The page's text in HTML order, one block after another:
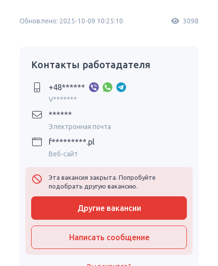
Обновлено: 2025-10-09 10:25:10 3098
Контакты работадателя
+48******
V*******
******
Электронная почта
f*********.pl
Веб-сайт
Эта вакансия закрыта. Попробуйте
подобрать другую вакансию.
Другие вакансии
Написать сообщение